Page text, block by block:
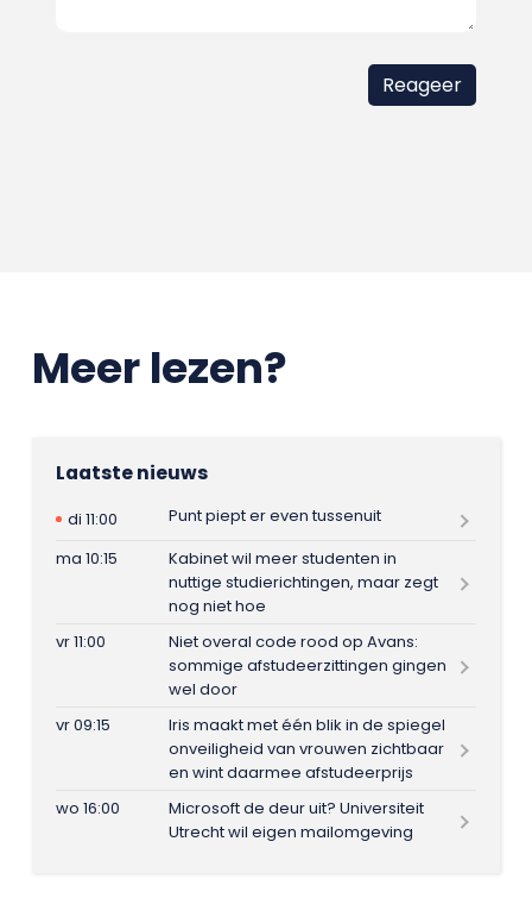
Meer lezen?
Laatste nieuws
di 11:00
Punt piept er even tussenuit
ma 10:15
Kabinet wil meer studenten in
nuttige studierichtingen, maar zegt
nog niet hoe
vr 11:00
Niet overal code rood op Avans:
sommige afstudeerzittingen gingen
wel door
vr 09:15
Iris maakt met één blik in de spiegel
onveiligheid van vrouwen zichtbaar
en wint daarmee afstudeerprijs
wo 16:00
Microsoft de deur uit? Universiteit
Utrecht wil eigen mailomgeving